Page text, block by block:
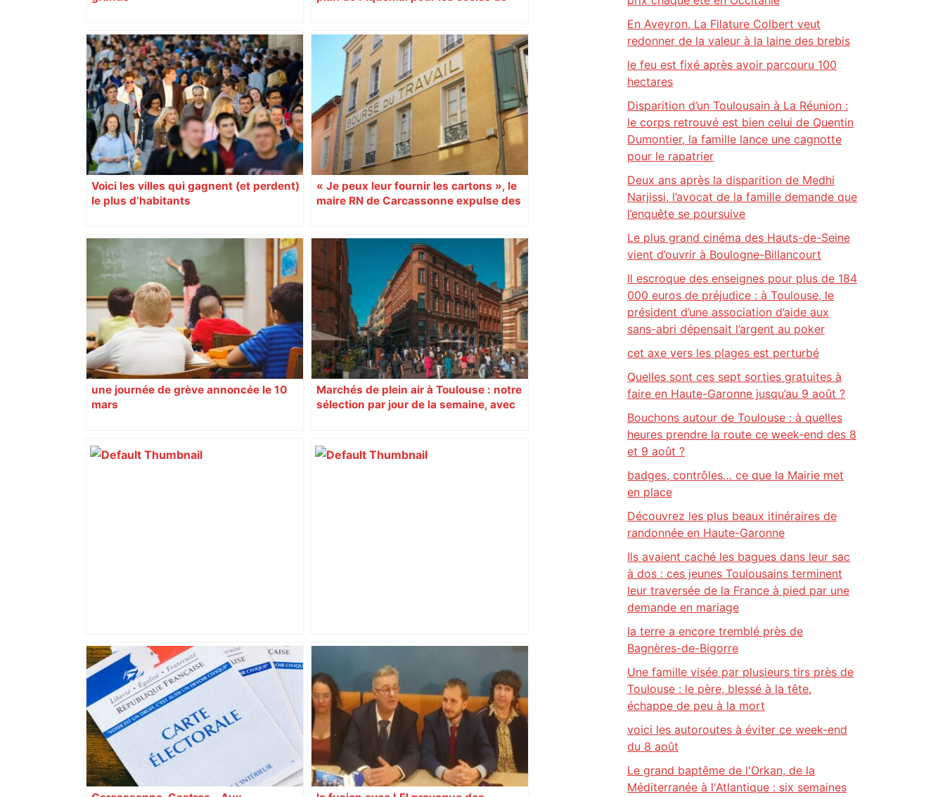
Voici les villes qui gagnent (et perdent)
le plus d’habitants
« Je peux leur fournir les cartons », le
maire RN de Carcassonne expulse des
une journée de grève annoncée le 10
mars
Marchés de plein air à Toulouse : notre
sélection par jour de la semaine, avec
Vous pensiez que c’était comme une
voiture ? La vérité sur les avions qui
reculent – ici.fr
Toulouse. Un incendie se déclare dans
un bâtiment désaffecté : une
cinquantaine de migrants évacuée –
Actu.fr
En Aveyron, La Filature Colbert veut
redonner de la valeur à la laine des brebis
le feu est fixé après avoir parcouru 100
hectares
Disparition d’un Toulousain à La Réunion :
le corps retrouvé est bien celui de Quentin
Dumontier, la famille lance une cagnotte
pour le rapatrier
Deux ans après la disparition de Medhi
Narjissi, l’avocat de la famille demande que
l’enquête se poursuive
Le plus grand cinéma des Hauts-de-Seine
vient d’ouvrir à Boulogne-Billancourt
Il escroque des enseignes pour plus de 184
000 euros de préjudice : à Toulouse, le
président d’une association d’aide aux
sans-abri dépensait l’argent au poker
cet axe vers les plages est perturbé
Quelles sont ces sept sorties gratuites à
faire en Haute-Garonne jusqu’au 9 août ?
Bouchons autour de Toulouse : à quelles
heures prendre la route ce week-end des 8
et 9 août ?
badges, contrôles… ce que la Mairie met
en place
Découvrez les plus beaux itinéraires de
randonnée en Haute-Garonne
Ils avaient caché les bagues dans leur sac
à dos : ces jeunes Toulousains terminent
leur traversée de la France à pied par une
demande en mariage
la terre a encore tremblé près de
Bagnères-de-Bigorre
Une famille visée par plusieurs tirs près de
Toulouse : le père, blessé à la tête,
échappe de peu à la mort
voici les autoroutes à éviter ce week-end
du 8 août
Le grand baptême de l'Orkan, de la
Méditerranée à l'Atlantique : six semaines